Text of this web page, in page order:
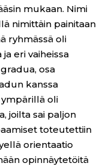
mukaan. Nimi
nimittäin painitaan
ryhmässä oli
eri vaiheissa
osa
kanssa
ympärillä oli
joilta sai paljon
toteutettiin
orientaatio
opinnäytetöitä